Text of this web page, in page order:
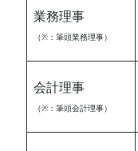
業務理事
（※：筆頭業務理事）
会計理事
（※：筆頭会計理事）